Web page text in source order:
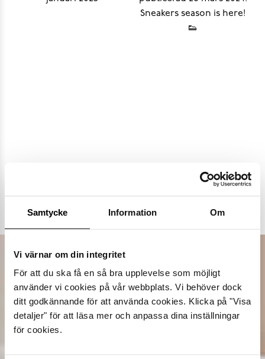
Samtycke Information Om
Vi värnar om din integritet
För att du ska få en så bra upplevelse som möjligt
använder vi cookies på vår webbplats. Vi behöver dock
ditt godkännande för att använda cookies. Klicka på "Visa
detaljer" för att läsa mer och anpassa dina inställningar
för cookies.
Populära varumärken
Dasia K.Cobler